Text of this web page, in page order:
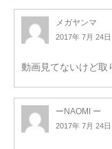
メガヤンマ
2017年 7月 24日
動画見てないけど取
ーNAOMI ー
2017年 7月 24日